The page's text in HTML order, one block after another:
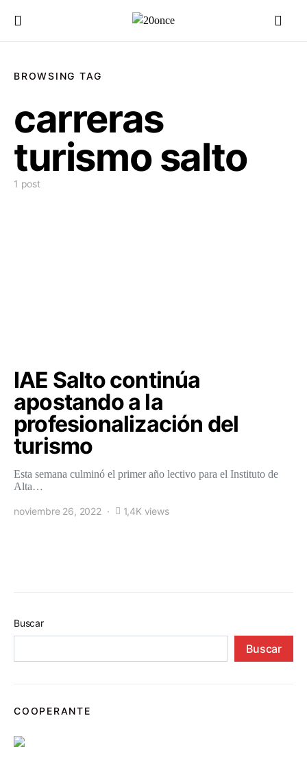
BROWSING TAG
carreras
turismo salto
1 post
IAE Salto continúa
apostando a la
profesionalización del
turismo
Esta semana culminó el primer año lectivo para el Instituto de
Alta…
noviembre 26, 2022 1,4K views
Buscar
Buscar
COOPERANTE